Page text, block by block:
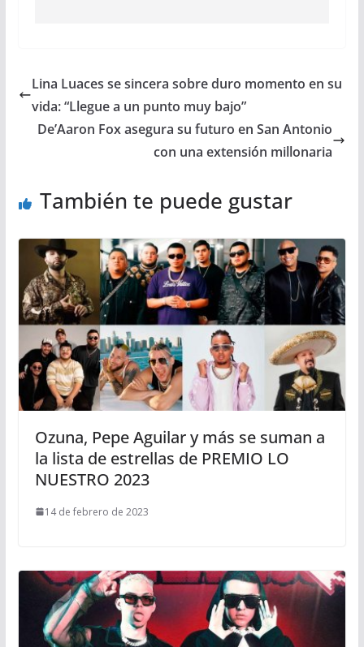
Lina Luaces se sincera sobre duro momento en su
vida: “Llegue a un punto muy bajo”
De’Aaron Fox asegura su futuro en San Antonio
con una extensión millonaria
También te puede gustar
Ozuna, Pepe Aguilar y más se suman a
la lista de estrellas de PREMIO LO
NUESTRO 2023
14 de febrero de 2023